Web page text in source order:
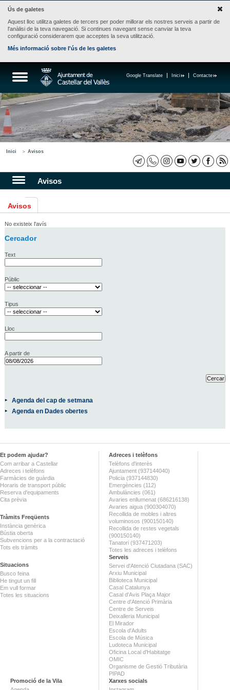
Ús de galetes
Aquest lloc utilitza galetes de tercers per poder millorar els nostres serveis a partir de
l'anàlisi de la teva navegació. Si continues navegant sense canviar la teva
configuració considerarem que acceptes la seva utilització.
Més informació sobre l'ús de les galetes
Contacte
Inici
Google Translate
Inici Avisos
Avisos
Avisos
No existeix l'avís
Cercador
Text
Públic
Tipus
Lloc
A partir de
Agenda del cap de setmana
Agenda en Dades obertes
Et podem ajudar?
Com arribar a Castellar
Adreces i telèfons
Farmàcies de guàrdia
Horaris de transport públic
Reserva d'equipaments
Cita prèvia
Tràmits Freqüents
Instància genèrica
Bústia oberta
Subvencions per a la contractació
Tots els tràmits
Situacions
Busco feina
He tingut un fill
Em vull formar
Totes les situacions
Adreces i telèfons
Telèfons d'interès
Ajuntament (937144040)
Policia (937144830)
Emergències (112)
Ambulàncies (061)
Avaries enllumenat (686216138)
Avaries aigua (900304070)
Recollida de mobles i altres
voluminosos (900150140)
Recollida de restes vegetals
(900150140)
Tanatori (937471203)
Totes les adreces i telèfons
Serveis
Servei d'Atenció Ciutadana (SAC)
Arxiu Municipal
Biblioteca Municipal
Casal Catalunya
Casal d'Avis Plaça Major
Centre d'Atenció Primària
Centre de Serveis
Deixalleria Municipal
El Mirador
Escola d'Adults
Escola de Música
Ludoteca Municipal
Oficina Local d'Habitatge
OMIC
Organisme de Gestió Tributària
PIPAD
Promoció de la Vila
Xarxes socials